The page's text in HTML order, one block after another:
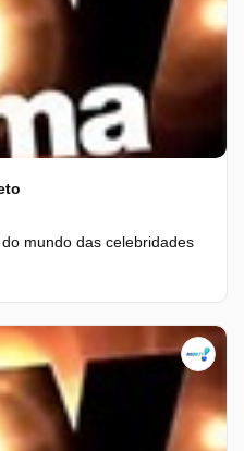
mundo das celebridades